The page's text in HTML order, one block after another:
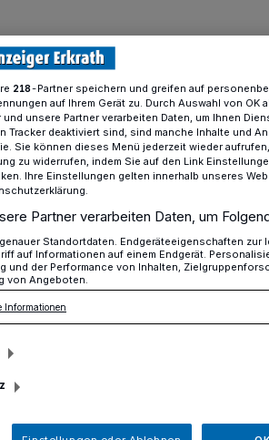
der Jugendmusikschule
der
218-Partner speichern und greifen auf
auf Ihrem Gerät zu. Durch Auswahl von
und unsere Partner verarbeiten Daten, um Ihnen
Tracker deaktiviert sind, sind manche Inhalte und
Sie können dieses Menü jederzeit wieder
zu widerrufen, indem Sie auf den Link
Ihre Einstellungen gelten innerhalb unseres
Partner verarbeiten Daten, um
Standortdaten. Endgeräteeigenschaften zur
auf Informationen auf einem Endgerät.
und der Performance von Inhalten,
von Angeboten.
Informationen